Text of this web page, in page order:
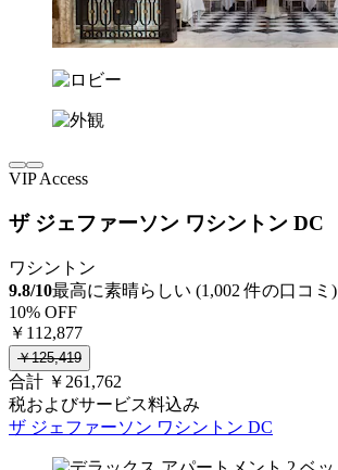
VIP Access
ザ ジェファーソン ワシントン DC
ワシントン
9.8/10最高に素晴らしい (1,002 件の口コミ)
10% OFF
￥112,877
￥125,419
合計 ￥261,762
税およびサービス料込み
ザ ジェファーソン ワシントン DC